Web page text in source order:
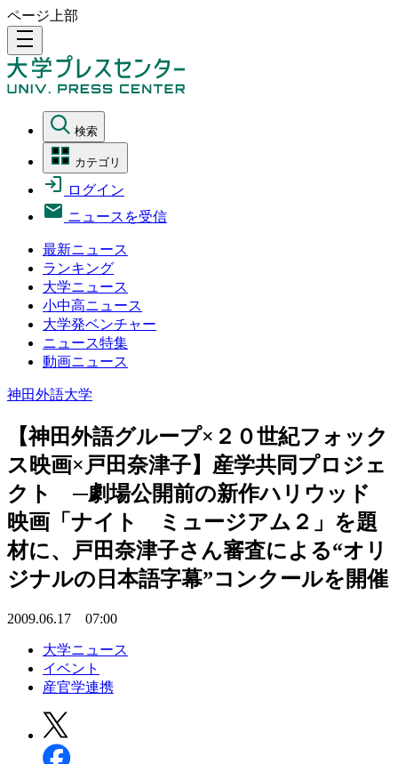
ページ上部
density_medium
検索
カテゴリ
ログイン
ニュースを受信
最新ニュース
ランキング
大学ニュース
小中高ニュース
大学発ベンチャー
ニュース特集
動画ニュース
神田外語大学
【神田外語グループ×２０世紀フォック
ス映画×戸田奈津子】産学共同プロジェ
クト ─劇場公開前の新作ハリウッド
映画「ナイト ミュージアム２」を題
材に、戸田奈津子さん審査による“オリ
ジナルの日本語字幕”コンクールを開催
2009.06.17 07:00
大学ニュース
イベント
産官学連携